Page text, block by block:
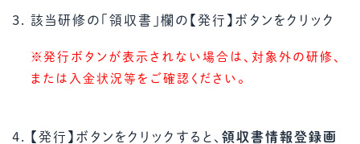
該当研修の「領収書」欄の【発行】ボタンをクリック
※発行ボタンが表示されない場合は、対象外の研修、
または入金状況等をご確認ください。
【発行】ボタンをクリックすると、 領収書情報登録画